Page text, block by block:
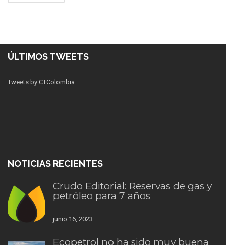
ÚLTIMOS TWEETS
Tweets by CTColombia
NOTICIAS RECIENTES
Crudo Editorial: Reservas de gas y
petróleo para 7 años
junio 16, 2023
Ecopetrol no ha sido muy buena